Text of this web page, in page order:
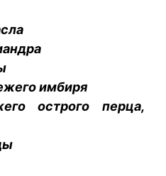
имбиря
острого перца,